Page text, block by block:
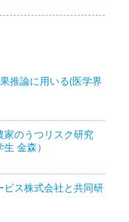
推論に用いる(医学界
家のうつリスク研究
金森）
ビス株式会社と共同研